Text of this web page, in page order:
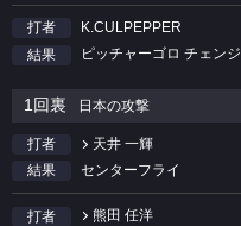
打者
K.CULPEPPER
結果
ピッチャーゴロ チェンジ
1回裏 日本の攻撃
打者
天井 一輝
結果
センターフライ
打者
熊田 任洋